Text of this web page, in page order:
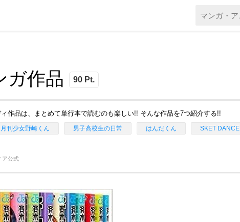
ガ作品 90 Pt.
作品は、まとめて単行本で読むのも楽しい!! そんな作品を7つ紹介する!!
月刊少女野崎くん 男子高校生の日常 はんだくん SKET DANCE
ア公式